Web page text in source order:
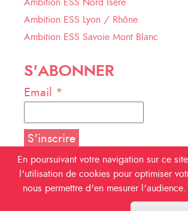
Ambition ESS Nord Isère
Ambition ESS Lyon / Rhône
Ambition ESS Savoie Mont Blanc
S'ABONNER
Email *
NOUS SUIVRE
En poursuivant votre navigation sur ce
l'utilisation de cookies pour optimiser
nous permettre d'en mesurer l'audience.